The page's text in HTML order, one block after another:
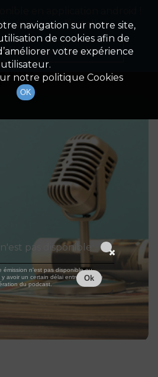
à 6h59
navigation sur notre site,
de cookies afin de
votre expérience
utilisateur.
notre politique Cookies
OK
pour l'installer.
Télécharger l'application
pas disponible
émission n'est pas disponible ou
avoir un certain délai entre la fin de
du podcast.
Ok